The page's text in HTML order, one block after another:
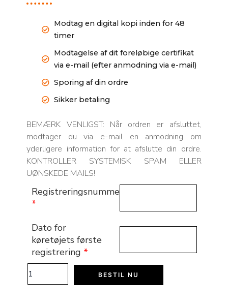
Modtag en digital kopi inden for 48
timer
Modtagelse af dit foreløbige certifikat
via e-mail (efter anmodning via e-mail)
Sporing af din ordre
Sikker betaling
BEMÆRK VENLIGST: Når ordren er afsluttet,
modtager du via e-mail en anmodning om
yderligere information for at afslutte din ordre.
KONTROLLER SYSTEMISK SPAM ELLER
UØNSKEDE MAILS!
Registreringsnummer
*
Dato for
køretøjets første
registrering *
BESTIL NU